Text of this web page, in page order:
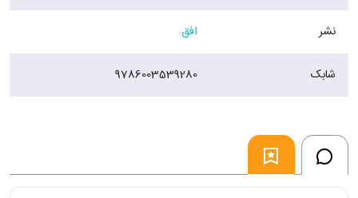
نشر افق
شابک 9786003539280